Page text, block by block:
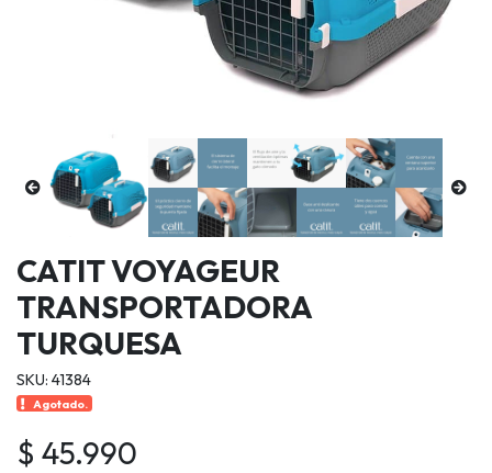
CATIT VOYAGEUR
TRANSPORTADORA
TURQUESA
SKU: 41384
Agotado.
$ 45.990